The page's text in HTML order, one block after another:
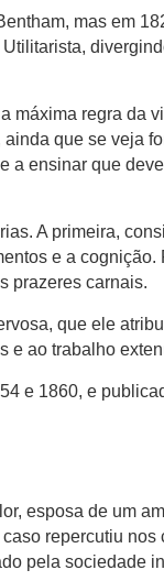
mas em
máxima regra da
que se veja
a ensinar que
A primeira,
e a cognição.
prazeres carnais.
que ele
e ao trabalho
e 1860, e
esposa de um
repercutiu nos
pela sociedade